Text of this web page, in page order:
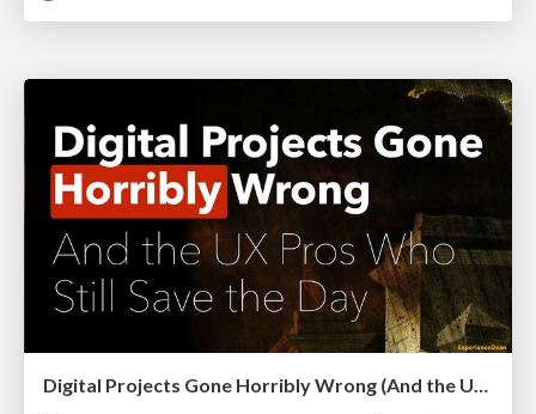
Digital Projects Gone Horribly Wrong (And the UX Pros Who Still Save the Day) - Dean Schuster